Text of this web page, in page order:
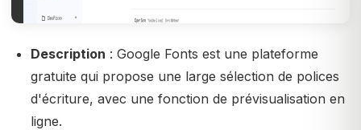
Description : Google Fonts est une plateforme
gratuite qui propose une large sélection de polices
d'écriture, avec une fonction de prévisualisation en
ligne.